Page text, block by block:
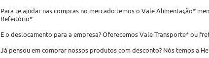
Para te ajudar nas compras no mercado temos o Vale Alimentação*
Refeitório*
E o deslocamento para a empresa? Oferecemos Vale Transporte* ou
Já pensou em comprar nossos produtos com desconto? Nós temos a